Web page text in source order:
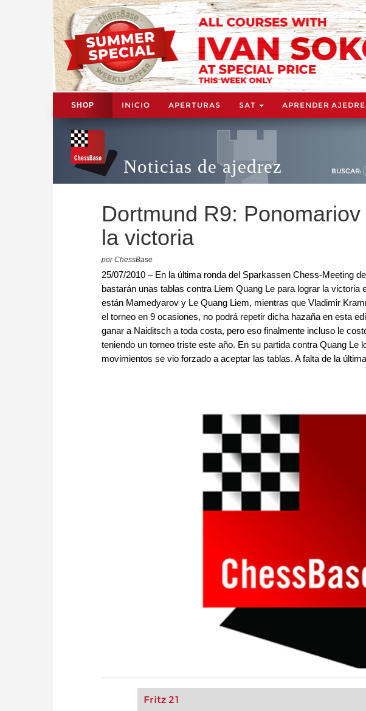
SHOP INICIO APERTURAS SAT APRENDER
Noticias de ajedrez BUSCAR:
Dortmund R9:
la victoria
por ChessBase
25/07/2010 – En la última ronda del Sparkassen Chess-Meeting
bastarán unas tablas contra Liem Quang Le para lograr la victoria
están Mamedyarov y Le Quang Liem, mientras que Vladimir
el torneo en 9 ocasiones, no podrá repetir dicha hazaña en esta
ganar a Naiditsch a toda costa, pero eso finalmente incluso le
teniendo un torneo triste este año. En su partida contra Quang Le
movimientos se vio forzado a aceptar las tablas. A falta de la
Fritz 21